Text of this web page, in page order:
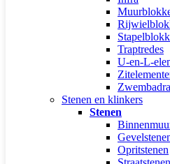
Traptredes
U-en-L-
Stenen en klinkers
Stenen
Opritstenen